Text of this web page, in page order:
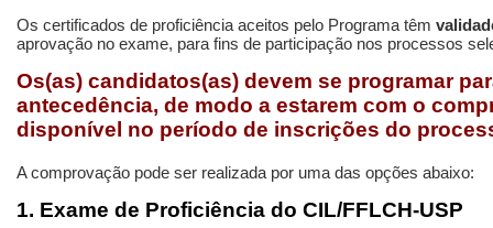
Os certificados de proficiência aceitos pelo Programa têm
aprovação no exame, para fins de participação nos processos
Os(as) candidatos(as) devem se programar
antecedência, de modo a estarem com o
disponível no período de inscrições do
A comprovação pode ser realizada por uma das opções abaixo:
1. Exame de Proficiência do CIL/FFLCH-USP